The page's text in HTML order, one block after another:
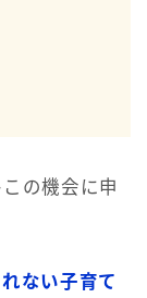
の機会に申
ない子育て